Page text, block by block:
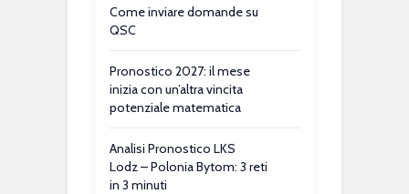
Come inviare domande su
QSC
Pronostico 2027: il mese
inizia con un’altra vincita
potenziale matematica
Analisi Pronostico LKS
Lodz – Polonia Bytom: 3 reti
in 3 minuti